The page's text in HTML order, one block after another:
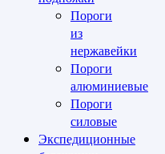
Пороги
из
нержавейки
Пороги
алюминиевые
Пороги
силовые
Экспедиционные